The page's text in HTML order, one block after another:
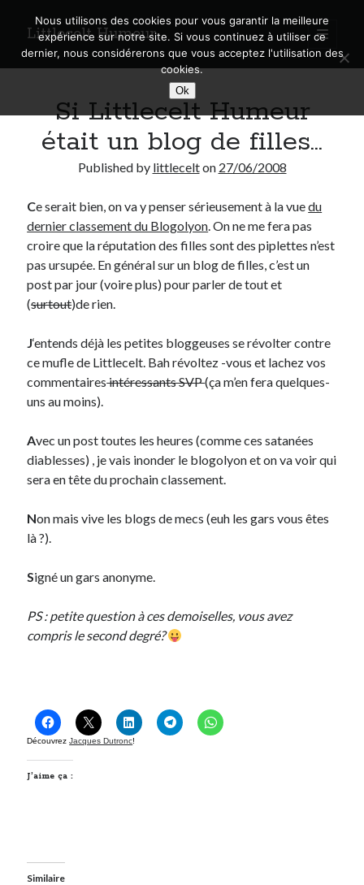
Littlecelt Humeur
open
primary
menu
Sidebar
Search
Derniers articles
Municipales 2026 : Lyon, Métropole et Caluire, mon choix pour l’avenir
Explorez les Chemins Enchantés à Vélo : Aventures Familiales près de
Lyon !
Quel Lyonnais es-tu, Renaud Ducher ?
A quand une véritable place pour le vélo à Caluire dans la Métropole de
Comment je vis ma vie sur un vélo
Derniers Commentaires
Entretien ménager dans
T’as vu quoi ? #52
JF dans
C’était pas mieux avant… à Lyon
dans
Comment j’ai opéré ma vélorution toute personnelle
Renaud Ducher
dans
Comment j’ai opéré ma vélorution toute
personnelle
Commentaires récents
Entretien ménagerdansT’as vu quoi ? #52
JFdansC’était pas mieux avant… à Lyon
personnelle
On parle de quoi ?
Engagé
Si Littlecelt Humeur
était un blog de filles…
Published by littlecelton 27/06/2008
Ce serait bien, on va y penser sérieusement à la vuedu
dernier classement du Blogolyon. On ne me fera pas
croire que la réputation des filles sont des piplettes n’est
pas ursupée. En général sur un blog de filles, c’est un
post par jour (voire plus) pour parler de tout et
(surtout)de rien.
J‘entends déjà les petites bloggeuses se révolter contre
ce mufle de Littlecelt. Bah révoltez -vous et lachez vos
commentairesintéressants SVP(ça m’en fera quelques-
uns au moins).
Avec un post toutes les heures (comme ces satanées
diablesses) , je vais inonder le blogolyon et on va voir qui
sera en tête du prochain classement.
Non mais vive les blogs de mecs (euh les gars vous êtes
là ?).
Signé un gars anonyme.
PS : petite question à ces demoiselles, vous avez
compris le second degré?
DécouvrezJacques Dutronc!
J’aime ça :
Similaire
Nous utilisons des cookies pour vous garantir la meilleure
expérience sur notre site. Si vous continuez à utiliser ce
dernier, nous considérerons que vous acceptez l'utilisation des
cookies.
Ok